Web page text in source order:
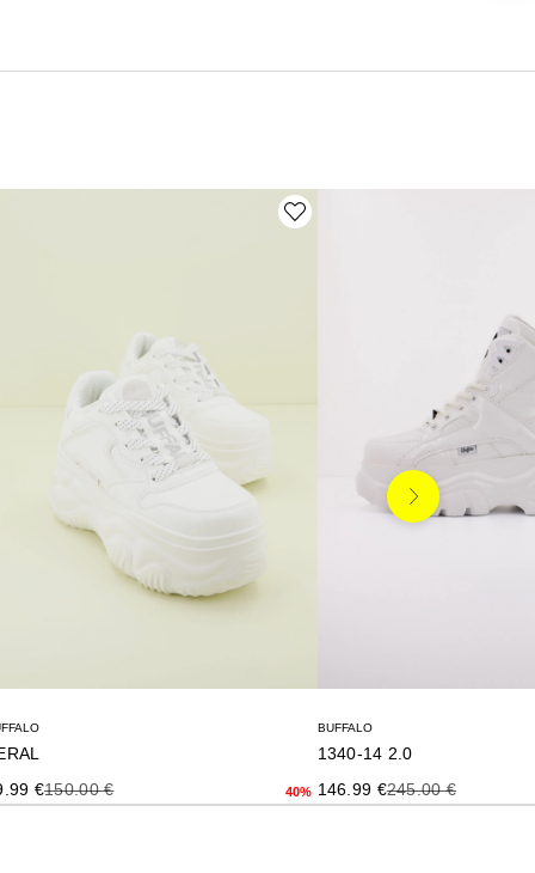
de oferta
€Precio anterior
150.00 € 40%
BUFFALO
1340-14 2.0
Precio de oferta
146.99 €Precio anterior
245.00 €
Siguiente